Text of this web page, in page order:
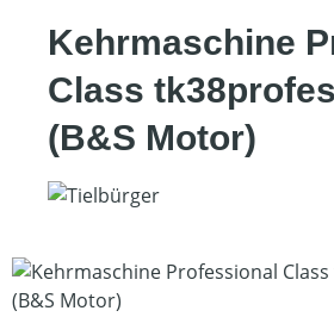
Kehrmaschine
Class
(B&S Motor)
Bildergalerie überspringen